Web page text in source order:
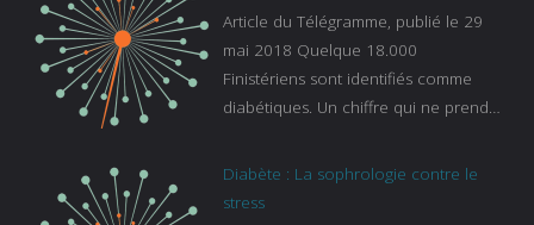
sur-le-sommeil
Article du Télégramme, publié le 29
mai 2018 Quelque 18.000
Finistériens sont identifiés comme
diabétiques. Un chiffre qui ne prend
s’ignorent. « C’est une pathologie qui
continue à augmenter, souligne
Diabète : La sophrologie contre le
stress